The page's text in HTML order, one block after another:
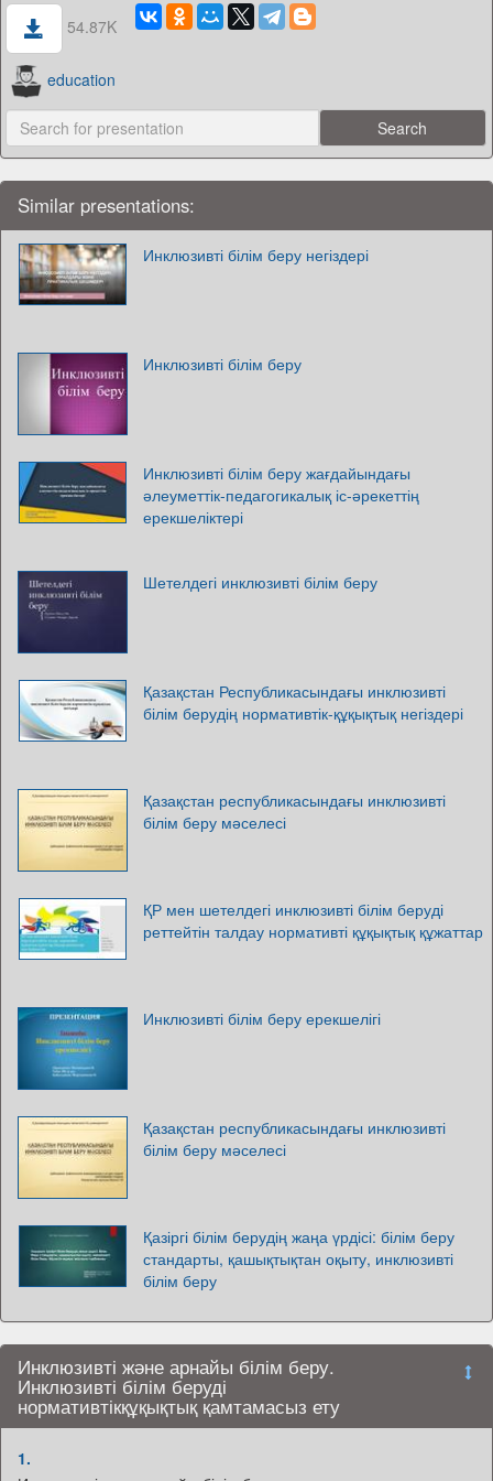
54.87K
education
Similar presentations:
Инклюзивті білім беру негіздері
Инклюзивті білім беру
Инклюзивті білім беру жағдайындағы
әлеуметтік-педагогикалық іс-әрекеттің
ерекшеліктері
Шетелдегі инклюзивті білім беру
Қазақстан Республикасындағы инклюзивті
білім берудің нормативтік-құқықтық негіздері
Қазақстан республикасындағы инклюзивті
білім беру мәселесі
ҚР мен шетелдегі инклюзивті білім беруді
реттейтін талдау нормативті құқықтық құжаттар
Инклюзивті білім беру ерекшелігі
Қазақстан республикасындағы инклюзивті
білім беру мәселесі
Қазіргі білім берудің жаңа үрдісі: білім беру
стандарты, қашықтықтан оқыту, инклюзивті
білім беру
Инклюзивті және арнайы білім беру.
Инклюзивті білім беруді
нормативтікқұқықтық қамтамасыз ету
1.